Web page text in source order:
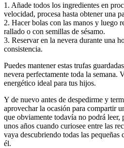
1. Añade todos los ingredientes en
velocidad, procesa hasta obtener una
2. Hacer bolas con las manos y luego
rallado o con semillas de sésamo.
3. Reservar en la nevera durante una
consistencia.
Puedes mantener estas trufas
nevera perfectamente toda la semana.
energético ideal para tus hijos.
Y de nuevo antes de despedirme y
aprovechar la ocasión para compartir
que obviamente todavía no podrá leer,
unos años cuando curiosee entre las
vaya descubriendo todas las pequeñas
él.